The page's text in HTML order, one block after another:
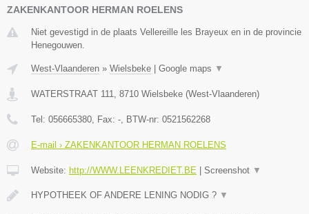
ZAKENKANTOOR HERMAN ROELENS
Niet gevestigd in de plaats Vellereille les Brayeux en in de provincie
Henegouwen.
West-Vlaanderen » Wielsbeke Google maps ▼
WATERSTRAAT 111 8710 Wielsbeke (West-Vlaanderen)
Tel: 056665380 , Fax: - , BTW-nr: 0521562268
E-mail › ZAKENKANTOOR HERMAN ROELENS
Website: http://WWW.LEENKREDIET.BE Screenshot ▼
HYPOTHEEK OF ANDERE LENING NODIG ? ▼